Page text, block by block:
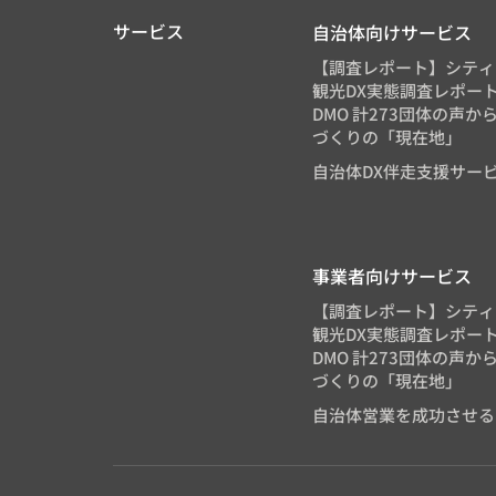
サービス 自治体向けサービス
【調査レポート】シテ
観光DX実態調査レポー
DMO 計273団体の声か
づくりの「現在地」
自治体DX伴走支援サー
事業者向けサービス
【調査レポート】シテ
観光DX実態調査レポー
DMO 計273団体の声か
づくりの「現在地」
自治体営業を成功させ